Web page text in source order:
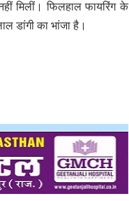
मिलीं। फिलहाल फायरिंग के
डांगी का भांजा है।